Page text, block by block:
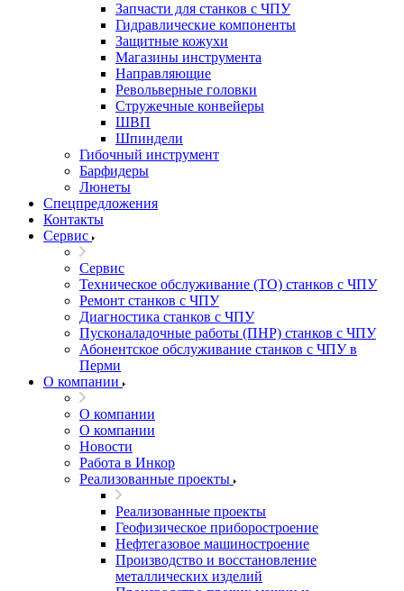
Запчасти для станков с ЧПУ
Гидравлические компоненты
Защитные кожухи
Магазины инструмента
Направляющие
Револьверные головки
Стружечные конвейеры
ШВП
Шпиндели
Гибочный инструмент
Барфидеры
Люнеты
Спецпредложения
Контакты
Сервис
Сервис
Техническое обслуживание (ТО) станков с ЧПУ
Ремонт станков с ЧПУ
Диагностика станков с ЧПУ
Пусконаладочные работы (ПНР) станков с ЧПУ
Абонентское обслуживание станков с ЧПУ в
Перми
О компании
О компании
О компании
Новости
Работа в Инкор
Реализованные проекты
Реализованные проекты
Геофизическое приборостроение
Нефтегазовое машиностроение
Производство и восстановление
металлических изделий